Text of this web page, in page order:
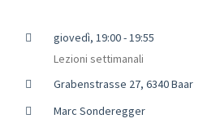
giovedì, 19:00 - 19:55
Lezioni settimanali
Grabenstrasse 27, 6340 Baar
Marc Sonderegger